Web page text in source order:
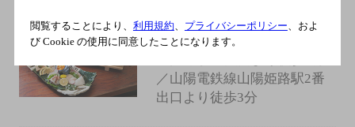
[居酒屋]
／山陽電鉄線山陽姫路駅2番
出口より徒歩3分
閲覧することにより、 利用規約 プライバシーポリシー 、およ
び Cookie の使用に同意したことになります。